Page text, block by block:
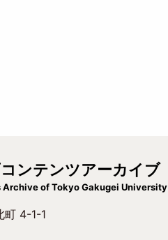
ンテンツアーカイブ
of Tokyo Gakugei University
町 4-1-1